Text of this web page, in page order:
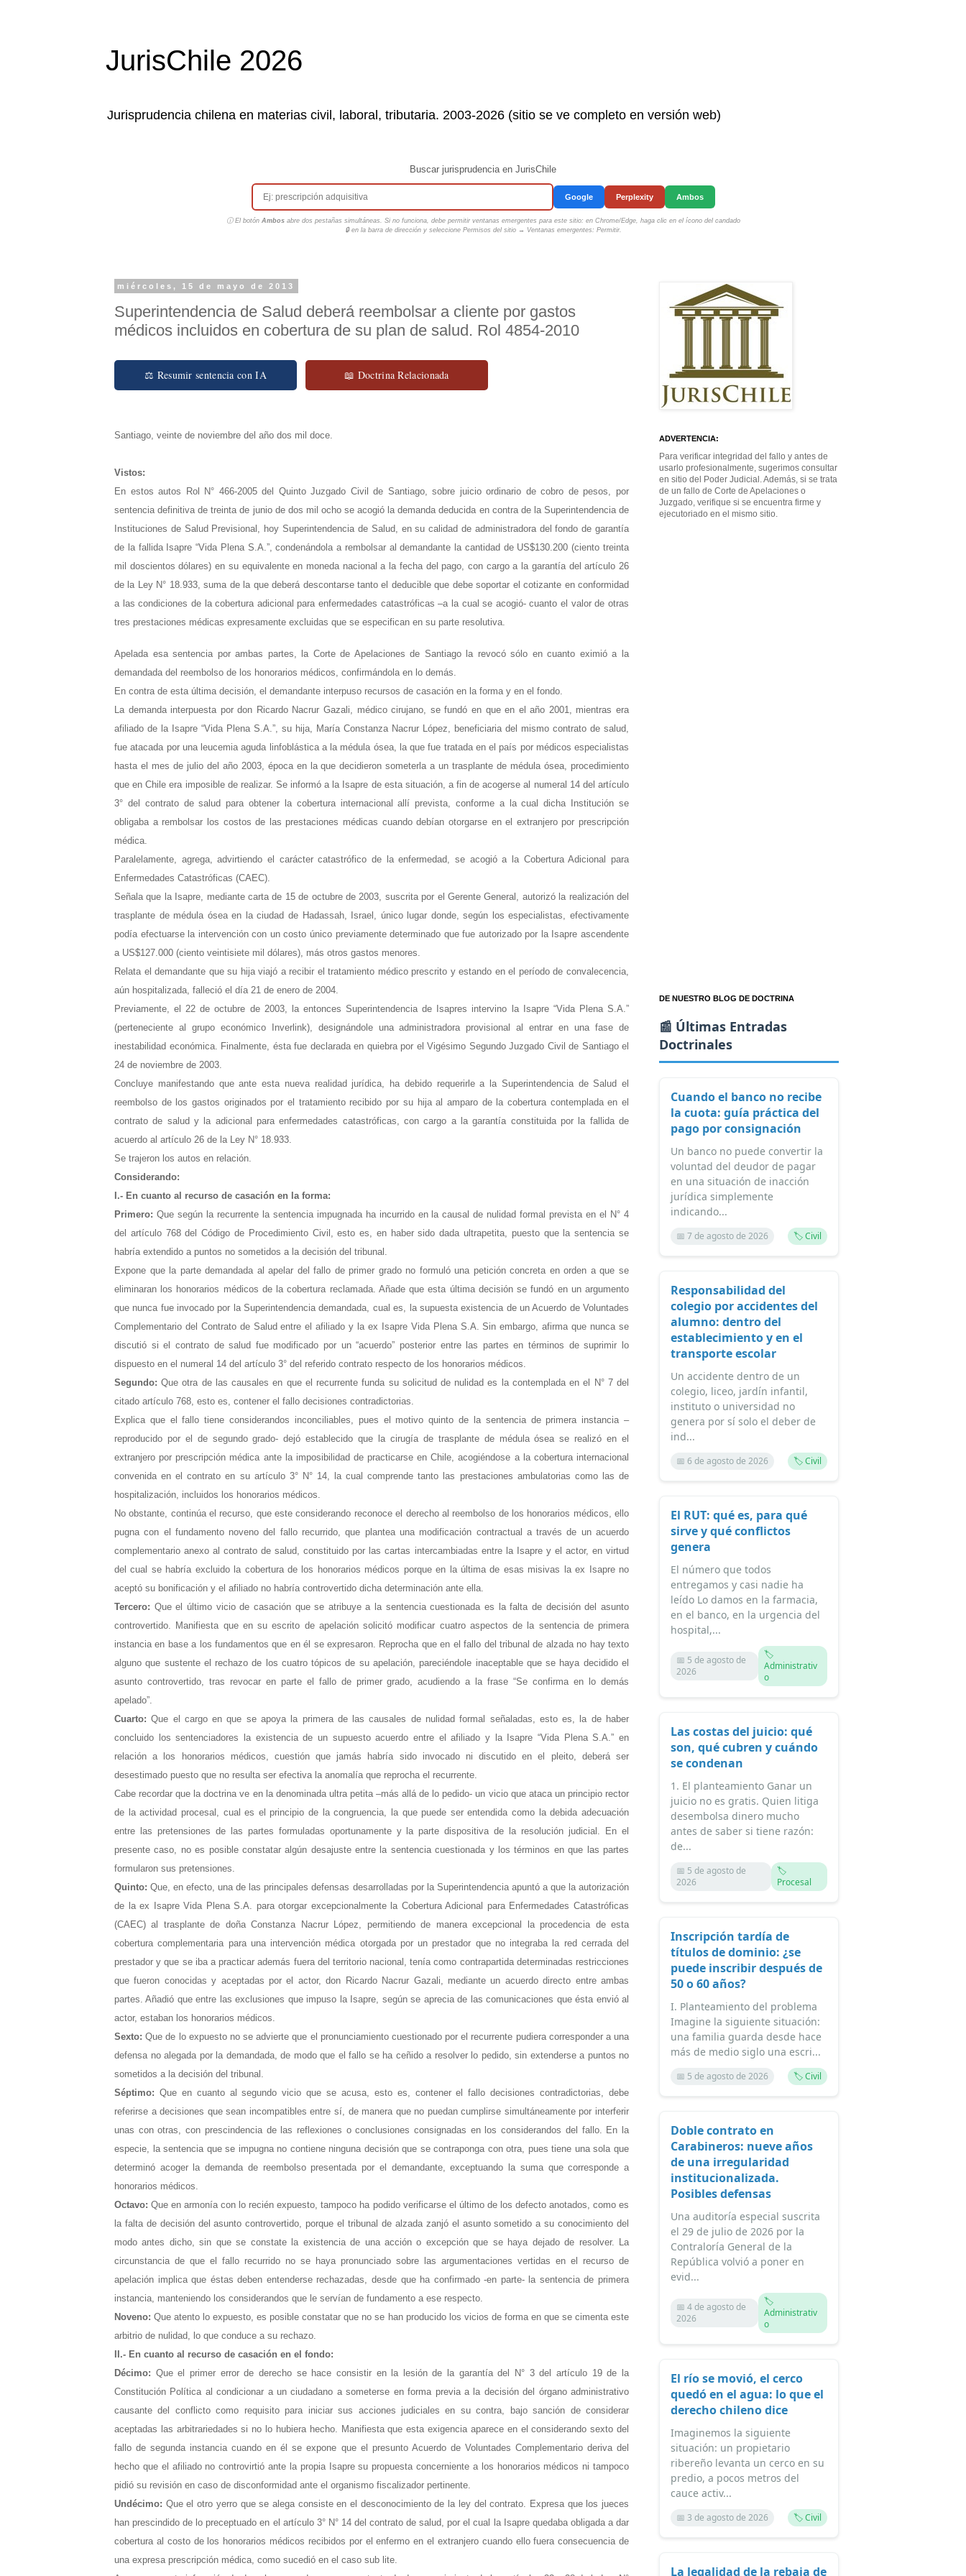
JurisChile 2026
Jurisprudencia chilena en materias civil, laboral, tributaria. 2003-2026 (sitio se ve completo en versión web)
Buscar jurisprudencia en JurisChile
Google Perplexity Ambos
ⓘ El botón Ambosabre dos pestañas simultáneas. Si no funciona, debe permitir ventanas emergentes para este sitio: en Chrome/Edge, haga clic en el ícono del candado
🔒 en la barra de dirección y seleccione Permisos del sitio → Ventanas emergentes: Permitir.
miércoles, 15 de mayo de 2013
Superintendencia de Salud deberá reembolsar a cliente por gastos
médicos incluidos en cobertura de su plan de salud. Rol 4854-2010
⚖ Resumir sentencia con IA 📖 Doctrina Relacionada
Santiago, veinte de noviembre del año dos mil doce.
Vistos:
En estos autos Rol N° 466-2005 del Quinto Juzgado Civil de Santiago, sobre juicio ordinario de cobro de pesos, por
sentencia definitiva de treinta de junio de dos mil ocho se acogió la demanda deducida en contra de la Superintendencia de
Instituciones de Salud Previsional, hoy Superintendencia de Salud, en su calidad de administradora del fondo de garantía
de la fallida Isapre “Vida Plena S.A.”, condenándola a rembolsar al demandante la cantidad de US$130.200 (ciento treinta
mil doscientos dólares) en su equivalente en moneda nacional a la fecha del pago, con cargo a la garantía del artículo 26
de la Ley N° 18.933, suma de la que deberá descontarse tanto el deducible que debe soportar el cotizante en conformidad
a las condiciones de la cobertura adicional para enfermedades catastróficas –a la cual se acogió- cuanto el valor de otras
tres prestaciones médicas expresamente excluidas que se especifican en su parte resolutiva.
Apelada esa sentencia por ambas partes, la Corte de Apelaciones de Santiago la revocó sólo en cuanto eximió a la
demandada del reembolso de los honorarios médicos, confirmándola en lo demás.
En contra de esta última decisión, el demandante interpuso recursos de casación en la forma y en el fondo.
La demanda interpuesta por don Ricardo Nacrur Gazali, médico cirujano, se fundó en que en el año 2001, mientras era
afiliado de la Isapre “Vida Plena S.A.”, su hija, María Constanza Nacrur López, beneficiaria del mismo contrato de salud,
fue atacada por una leucemia aguda linfoblástica a la médula ósea, la que fue tratada en el país por médicos especialistas
hasta el mes de julio del año 2003, época en la que decidieron someterla a un trasplante de médula ósea, procedimiento
que en Chile era imposible de realizar. Se informó a la Isapre de esta situación, a fin de acogerse al numeral 14 del artículo
3° del contrato de salud para obtener la cobertura internacional allí prevista, conforme a la cual dicha Institución se
obligaba a rembolsar los costos de las prestaciones médicas cuando debían otorgarse en el extranjero por prescripción
médica.
Paralelamente, agrega, advirtiendo el carácter catastrófico de la enfermedad, se acogió a la Cobertura Adicional para
Enfermedades Catastróficas (CAEC).
Señala que la Isapre, mediante carta de 15 de octubre de 2003, suscrita por el Gerente General, autorizó la realización del
trasplante de médula ósea en la ciudad de Hadassah, Israel, único lugar donde, según los especialistas, efectivamente
podía efectuarse la intervención con un costo único previamente determinado que fue autorizado por la Isapre ascendente
a US$127.000 (ciento veintisiete mil dólares), más otros gastos menores.
Relata el demandante que su hija viajó a recibir el tratamiento médico prescrito y estando en el período de convalecencia,
aún hospitalizada, falleció el día 21 de enero de 2004.
Previamente, el 22 de octubre de 2003, la entonces Superintendencia de Isapres intervino la Isapre “Vida Plena S.A.”
(perteneciente al grupo económico Inverlink), designándole una administradora provisional al entrar en una fase de
inestabilidad económica. Finalmente, ésta fue declarada en quiebra por el Vigésimo Segundo Juzgado Civil de Santiago el
24 de noviembre de 2003.
Concluye manifestando que ante esta nueva realidad jurídica, ha debido requerirle a la Superintendencia de Salud el
reembolso de los gastos originados por el tratamiento recibido por su hija al amparo de la cobertura contemplada en el
contrato de salud y la adicional para enfermedades catastróficas, con cargo a la garantía constituida por la fallida de
acuerdo al artículo 26 de la Ley N° 18.933.
Se trajeron los autos en relación.
Considerando:
I.- En cuanto al recurso de casación en la forma:
Primero: Que según la recurrente la sentencia impugnada ha incurrido en la causal de nulidad formal prevista en el N° 4
del artículo 768 del Código de Procedimiento Civil, esto es, en haber sido dada ultrapetita, puesto que la sentencia se
habría extendido a puntos no sometidos a la decisión del tribunal.
Expone que la parte demandada al apelar del fallo de primer grado no formuló una petición concreta en orden a que se
eliminaran los honorarios médicos de la cobertura reclamada. Añade que esta última decisión se fundó en un argumento
que nunca fue invocado por la Superintendencia demandada, cual es, la supuesta existencia de un Acuerdo de Voluntades
Complementario del Contrato de Salud entre el afiliado y la ex Isapre Vida Plena S.A. Sin embargo, afirma que nunca se
discutió si el contrato de salud fue modificado por un “acuerdo” posterior entre las partes en términos de suprimir lo
dispuesto en el numeral 14 del artículo 3° del referido contrato respecto de los honorarios médicos.
Segundo: Que otra de las causales en que el recurrente funda su solicitud de nulidad es la contemplada en el N° 7 del
citado artículo 768, esto es, contener el fallo decisiones contradictorias.
Explica que el fallo tiene considerandos inconciliables, pues el motivo quinto de la sentencia de primera instancia –
reproducido por el de segundo grado- dejó establecido que la cirugía de trasplante de médula ósea se realizó en el
extranjero por prescripción médica ante la imposibilidad de practicarse en Chile, acogiéndose a la cobertura internacional
convenida en el contrato en su artículo 3° N° 14, la cual comprende tanto las prestaciones ambulatorias como las de
hospitalización, incluidos los honorarios médicos.
No obstante, continúa el recurso, que este considerando reconoce el derecho al reembolso de los honorarios médicos, ello
pugna con el fundamento noveno del fallo recurrido, que plantea una modificación contractual a través de un acuerdo
complementario anexo al contrato de salud, constituido por las cartas intercambiadas entre la Isapre y el actor, en virtud
del cual se habría excluido la cobertura de los honorarios médicos porque en la última de esas misivas la ex Isapre no
aceptó su bonificación y el afiliado no habría controvertido dicha determinación ante ella.
Tercero: Que el último vicio de casación que se atribuye a la sentencia cuestionada es la falta de decisión del asunto
controvertido. Manifiesta que en su escrito de apelación solicitó modificar cuatro aspectos de la sentencia de primera
instancia en base a los fundamentos que en él se expresaron. Reprocha que en el fallo del tribunal de alzada no hay texto
alguno que sustente el rechazo de los cuatro tópicos de su apelación, pareciéndole inaceptable que se haya decidido el
asunto controvertido, tras revocar en parte el fallo de primer grado, acudiendo a la frase “Se confirma en lo demás
apelado”.
Cuarto:Que el cargo en que se apoya la primera de las causales de nulidad formal señaladas, esto es, la de haber
concluido los sentenciadores la existencia de un supuesto acuerdo entre el afiliado y la Isapre “Vida Plena S.A.” en
relación a los honorarios médicos, cuestión que jamás habría sido invocado ni discutido en el pleito, deberá ser
desestimado puesto que no resulta ser efectiva la anomalía que reprocha el recurrente.
Cabe recordar que la doctrina ve en la denominada ultra petita –más allá de lo pedido- un vicio que ataca un principio rector
de la actividad procesal, cual es el principio de la congruencia, la que puede ser entendida como la debida adecuación
entre las pretensiones de las partes formuladas oportunamente y la parte dispositiva de la resolución judicial. En el
presente caso, no es posible constatar algún desajuste entre la sentencia cuestionada y los términos en que las partes
formularon sus pretensiones.
Quinto: Que, en efecto, una de las principales defensas desarrolladas por la Superintendencia apuntó a que la autorización
de la ex Isapre Vida Plena S.A. para otorgar excepcionalmente la Cobertura Adicional para Enfermedades Catastróficas
(CAEC) al trasplante de doña Constanza Nacrur López, permitiendo de manera excepcional la procedencia de esta
cobertura complementaria para una intervención médica otorgada por un prestador que no integraba la red cerrada del
prestador y que se iba a practicar además fuera del territorio nacional, tenía como contrapartida determinadas restricciones
que fueron conocidas y aceptadas por el actor, don Ricardo Nacrur Gazali, mediante un acuerdo directo entre ambas
partes. Añadió que entre las exclusiones que impuso la Isapre, según se aprecia de las comunicaciones que ésta envió al
actor, estaban los honorarios médicos.
Sexto: Que de lo expuesto no se advierte que el pronunciamiento cuestionado por el recurrente pudiera corresponder a una
defensa no alegada por la demandada, de modo que el fallo se ha ceñido a resolver lo pedido, sin extenderse a puntos no
sometidos a la decisión del tribunal.
Séptimo: Que en cuanto al segundo vicio que se acusa, esto es, contener el fallo decisiones contradictorias, debe
referirse a decisiones que sean incompatibles entre sí, de manera que no puedan cumplirse simultáneamente por interferir
unas con otras, con prescindencia de las reflexiones o conclusiones consignadas en los considerandos del fallo. En la
especie, la sentencia que se impugna no contiene ninguna decisión que se contraponga con otra, pues tiene una sola que
determinó acoger la demanda de reembolso presentada por el demandante, exceptuando la suma que corresponde a
honorarios médicos.
Octavo: Que en armonía con lo recién expuesto, tampoco ha podido verificarse el último de los defecto anotados, como es
la falta de decisión del asunto controvertido, porque el tribunal de alzada zanjó el asunto sometido a su conocimiento del
modo antes dicho, sin que se constate la existencia de una acción o excepción que se haya dejado de resolver. La
circunstancia de que el fallo recurrido no se haya pronunciado sobre las argumentaciones vertidas en el recurso de
apelación implica que éstas deben entenderse rechazadas, desde que ha confirmado -en parte- la sentencia de primera
instancia, manteniendo los considerandos que le servían de fundamento a ese respecto.
Noveno: Que atento lo expuesto, es posible constatar que no se han producido los vicios de forma en que se cimenta este
arbitrio de nulidad, lo que conduce a su rechazo.
II.- En cuanto al recurso de casación en el fondo:
Décimo: Que el primer error de derecho se hace consistir en la lesión de la garantía del N° 3 del artículo 19 de la
Constitución Política al condicionar a un ciudadano a someterse en forma previa a la decisión del órgano administrativo
causante del conflicto como requisito para iniciar sus acciones judiciales en su contra, bajo sanción de considerar
aceptadas las arbitrariedades si no lo hubiera hecho. Manifiesta que esta exigencia aparece en el considerando sexto del
fallo de segunda instancia cuando en él se expone que el presunto Acuerdo de Voluntades Complementario deriva del
hecho que el afiliado no controvirtió ante la propia Isapre su propuesta concerniente a los honorarios médicos ni tampoco
pidió su revisión en caso de disconformidad ante el organismo fiscalizador pertinente.
Undécimo: Que el otro yerro que se alega consiste en el desconocimiento de la ley del contrato. Expresa que los jueces
han prescindido de lo preceptuado en el artículo 3° N° 14 del contrato de salud, por el cual la Isapre quedaba obligada a dar
cobertura al costo de los honorarios médicos recibidos por el enfermo en el extranjero cuando ello fuera consecuencia de
una expresa prescripción médica, como sucedió en el caso sub lite.
ADVERTENCIA:
Para verificar integridad del fallo y antes de
usarlo profesionalmente, sugerimos consultar
en sitio del Poder Judicial. Además, si se trata
de un fallo de Corte de Apelaciones o
Juzgado, verifique si se encuentra firme y
ejecutoriado en el mismo sitio.
DE NUESTRO BLOG DE DOCTRINA
📰 Últimas Entradas
Doctrinales
Cuando el banco no recibe
la cuota: guía práctica del
pago por consignación
Un banco no puede convertir la
voluntad del deudor de pagar
en una situación de inacción
jurídica simplemente
indicando...
📅 7 de agosto de 2026 🏷️ Civil
Responsabilidad del
colegio por accidentes del
alumno: dentro del
establecimiento y en el
transporte escolar
Un accidente dentro de un
colegio, liceo, jardín infantil,
instituto o universidad no
genera por sí solo el deber de
ind...
📅 6 de agosto de 2026 🏷️ Civil
El RUT: qué es, para qué
sirve y qué conflictos
genera
El número que todos
entregamos y casi nadie ha
leído Lo damos en la farmacia,
en el banco, en la urgencia del
hospital,...
📅 5 de agosto de
2026
🏷️
Administrativ
o
Las costas del juicio: qué
son, qué cubren y cuándo
se condenan
1. El planteamiento Ganar un
juicio no es gratis. Quien litiga
desembolsa dinero mucho
antes de saber si tiene razón:
de...
📅 5 de agosto de
2026
🏷️
Procesal
Inscripción tardía de
títulos de dominio: ¿se
puede inscribir después de
50 o 60 años?
I. Planteamiento del problema
Imagine la siguiente situación:
una familia guarda desde hace
más de medio siglo una escri...
📅 5 de agosto de 2026 🏷️ Civil
Doble contrato en
Carabineros: nueve años
de una irregularidad
institucionalizada.
Posibles defensas
Una auditoría especial suscrita
el 29 de julio de 2026 por la
Contraloría General de la
República volvió a poner en
evid...
📅 4 de agosto de
2026
🏷️
Administrativ
o
El río se movió, el cerco
quedó en el agua: lo que el
derecho chileno dice
Imaginemos la siguiente
situación: un propietario
ribereño levanta un cerco en su
predio, a pocos metros del
cauce activ...
📅 3 de agosto de 2026 🏷️ Civil
La legalidad de la rebaja de